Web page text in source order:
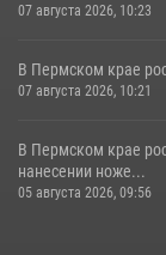
07 августа 2026, 10:23
В Пермском крае
07 августа 2026, 10:21
В Пермском крае
нанесении ноже...
05 августа 2026, 09:56